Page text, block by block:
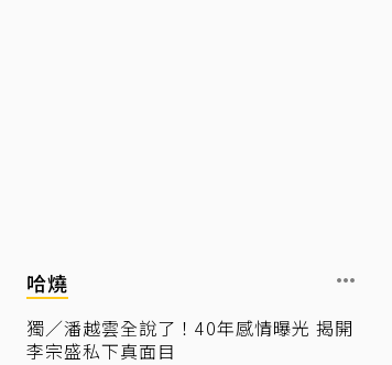
哈燒
獨／潘越雲全說了！40年感情曝光 揭開
李宗盛私下真面目